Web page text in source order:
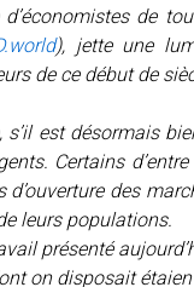
d’économistes de
), jette une
de ce début de
s’il est désormais
Certains
d’ouverture des
leurs populations.
présenté
on disposait